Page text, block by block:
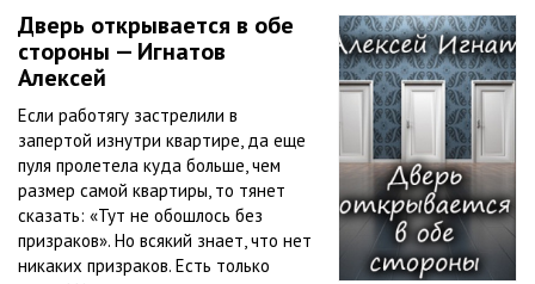
Дверь открывается в обе
стороны — Игнатов
Алексей
Если работягу застрелили в
запертой изнутри квартире, да еще
пуля пролетела куда больше, чем
размер самой квартиры, то тянет
сказать: «Тут не обошлось без
призраков». Но всякий знает, что нет
никаких призраков. Есть только